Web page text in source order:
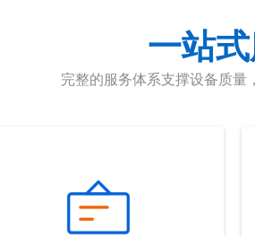
一站
完整的服务体系支撑设备质量